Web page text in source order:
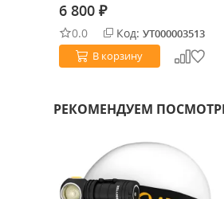
6 800 ₽
0.0 Код: УТ000003513
В корзину
РЕКОМЕНДУЕМ